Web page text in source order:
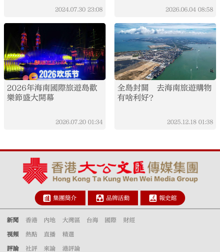
2024.07.30 23:08 2026.06.04 08:58
2026年海南國際旅遊島歡
樂節盛大開幕
2026.07.20 01:34
全島封關 去海南旅遊購物
有啥利好？
2025.12.18 01:38
集團簡介 品牌活動 報史館
新聞 香港 內地 大灣區 台海 國際 財經
視頻 熱點 直播 精選
評論 社評 來論 港評論